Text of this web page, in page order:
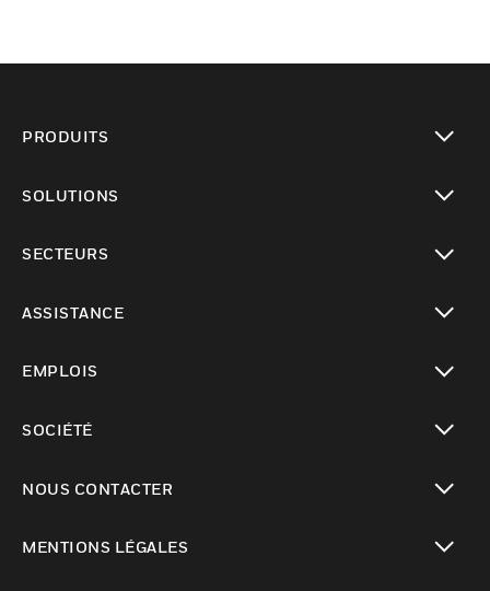
PRODUITS
SOLUTIONS
SECTEURS
ASSISTANCE
EMPLOIS
SOCIÉTÉ
NOUS CONTACTER
MENTIONS LÉGALES